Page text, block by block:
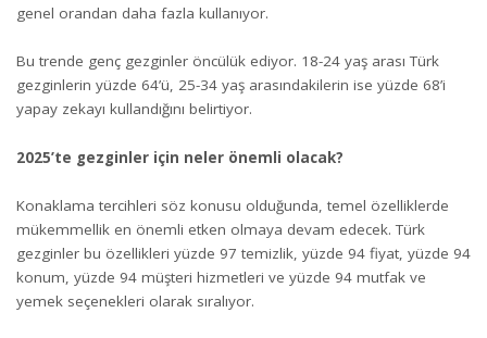
genel orandan daha fazla kullanıyor.
Bu trende genç gezginler öncülük ediyor. 18-24 yaş arası Türk
gezginlerin yüzde 64’ü, 25-34 yaş arasındakilerin ise yüzde 68’i
yapay zekayı kullandığını belirtiyor.
2025’te gezginler için neler önemli olacak?
Konaklama tercihleri söz konusu olduğunda, temel özelliklerde
mükemmellik en önemli etken olmaya devam edecek. Türk
gezginler bu özellikleri yüzde 97 temizlik, yüzde 94 fiyat, yüzde 94
konum, yüzde 94 müşteri hizmetleri ve yüzde 94 mutfak ve
yemek seçenekleri olarak sıralıyor.